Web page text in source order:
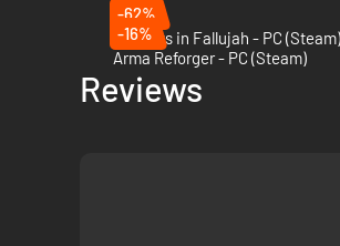
-62%
Six Days in Fallujah - PC (Steam)
-16%
Arma Reforger - PC (Steam)
Reviews